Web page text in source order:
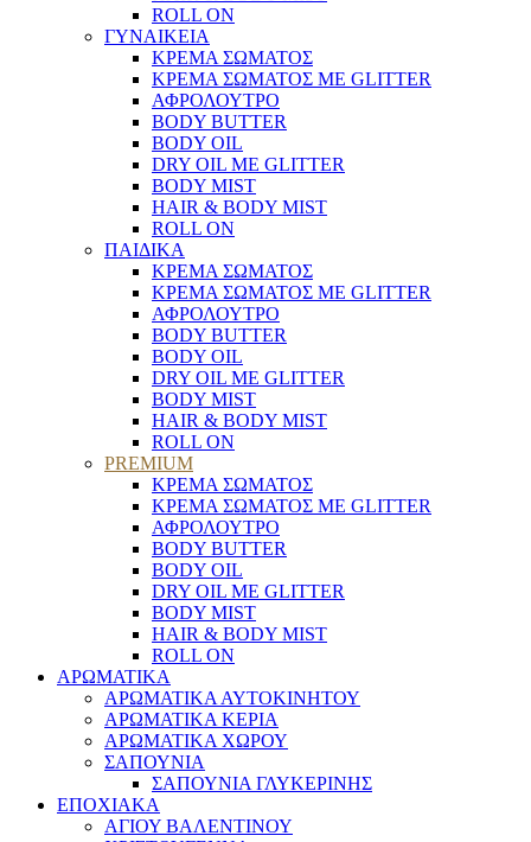
ROLL ON
ΓΥΝΑΙΚΕΙΑ
ΚΡΕΜΑ ΣΩΜΑΤΟΣ
ΚΡΕΜΑ ΣΩΜΑΤΟΣ ΜΕ GLITTER
ΑΦΡΟΛΟΥΤΡΟ
BODY BUTTER
BODY OIL
DRY OIL ΜΕ GLITTER
BODY MIST
HAIR & BODY MIST
ROLL ON
ΠΑΙΔΙΚΑ
ΚΡΕΜΑ ΣΩΜΑΤΟΣ
ΚΡΕΜΑ ΣΩΜΑΤΟΣ ΜΕ GLITTER
ΑΦΡΟΛΟΥΤΡΟ
BODY BUTTER
BODY OIL
DRY OIL ΜΕ GLITTER
BODY MIST
HAIR & BODY MIST
ROLL ON
PREMIUM
ΚΡΕΜΑ ΣΩΜΑΤΟΣ
ΚΡΕΜΑ ΣΩΜΑΤΟΣ ΜΕ GLITTER
ΑΦΡΟΛΟΥΤΡΟ
BODY BUTTER
BODY OIL
DRY OIL ΜΕ GLITTER
BODY MIST
HAIR & BODY MIST
ROLL ON
ΑΡΩΜΑΤΙΚΑ
ΑΡΩΜΑΤΙΚΑ ΑΥΤΟΚΙΝΗΤΟΥ
ΑΡΩΜΑΤΙΚΑ ΚΕΡΙΑ
ΑΡΩΜΑΤΙΚΑ ΧΩΡΟΥ
ΣΑΠΟΥΝΙΑ
ΣΑΠΟΥΝΙΑ ΓΛΥΚΕΡΙΝΗΣ
ΕΠΟΧΙΑΚΑ
ΑΓΙΟΥ ΒΑΛΕΝΤΙΝΟΥ